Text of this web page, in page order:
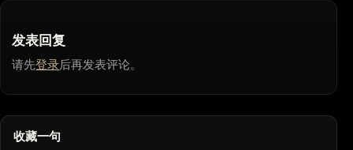
发表回复
请先登录后再发表评论。
收藏一句